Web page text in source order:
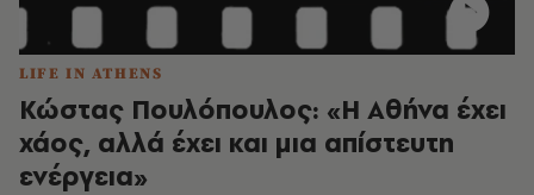
LIFE IN ATHENS
Κώστας Πουλόπουλος: «Η Αθήνα έχει
χάος, αλλά έχει και μια απίστευτη
ενέργεια»